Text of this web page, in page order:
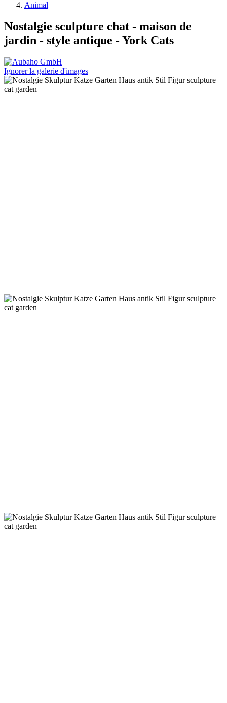
Animal
Nostalgie sculpture chat - maison de
jardin - style antique - York Cats
Ignorer la galerie d'images